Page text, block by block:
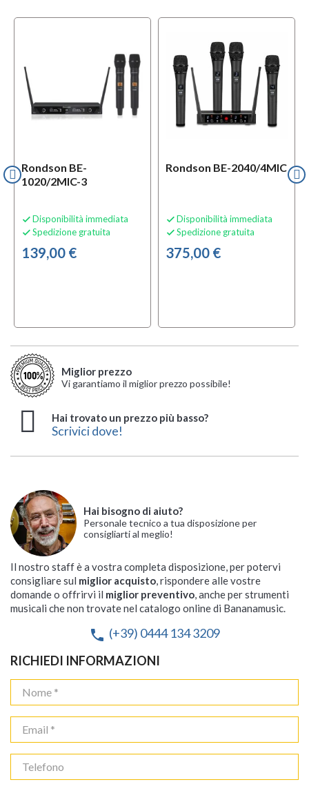
Rondson BE-
1020/2MIC-3
 Disponibilità immediata
 Spedizione gratuita
139,00 €
Rondson BE-2040/4MIC
 Disponibilità immediata
 Spedizione gratuita
375,00 €
1020/2MIC-1
Disponibilità immediata
Spedizione gratuita
141,00 €

228,00 €
1020/2MIC-2
Disponibilità immediata
Spedizione gratuita
139,00 € 134,80 €
Offerta valida fino al 14/08
local_offer
Microfono Wireless Palmare

279,00 €
Disponibilità immediata
Spedizione gratuita
144,00 €
Microfono Wireless Palmare

539,00 €
2020/MIC/BP
Microfoni Wireless
Disponibile su ordinazione
Spedizione gratuita
289,00 €
Microfono Wireless Palmare

249,00 €
1040/4MIC-2
Microfono Wireless Palmare
Disponibilità immediata
Spedizione gratuita
249,00 €

356,00 €
Miglior prezzo
Vi garantiamo il miglior prezzo possibile!
Hai trovato un prezzo più basso?
Scrivici dove!
Hai bisogno di aiuto?
Personale tecnico a tua disposizione per
consigliarti al meglio!
Il nostro staff è a vostra completa disposizione, per potervi
consigliare sul miglior acquisto, rispondere alle vostre
domande o offrirvi il miglior preventivo, anche per strumenti
musicali che non trovate nel catalogo online di Bananamusic.
phone (+39) 0444 134 3209
RICHIEDI INFORMAZIONI